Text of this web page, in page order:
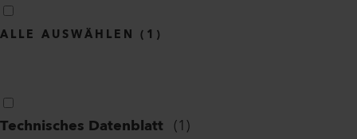
ALLE AUSWÄHLEN ( 1 )
Technisches Datenblatt (1)